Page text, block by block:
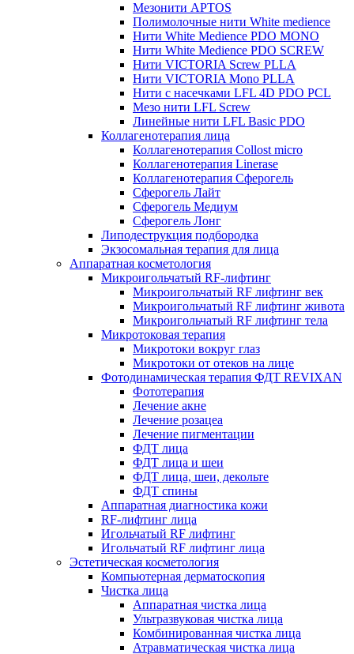
Мезонити APTOS
Полимолочные нити White medience
Нити White Medience PDO MONO
Нити White Medience PDO SCREW
Нити VICTORIA Screw PLLA
Нити VICTORIA Mono PLLA
Нити с насечками LFL 4D PDO PCL
Мезо нити LFL Screw
Линейные нити LFL Basic PDO
Коллагенотерапия лица
Коллагенотерапия Collost micro
Коллагенотерапия Linerase
Коллагенотерапия Сферогель
Сферогель Лайт
Сферогель Медиум
Сферогель Лонг
Липодеструкция подбородка
Экзосомальная терапия для лица
Аппаратная косметология
Микроигольчатый RF-лифтинг
Микроигольчатый RF лифтинг век
Микроигольчатый RF лифтинг живота
Микроигольчатый RF лифтинг тела
Микротоковая терапия
Микротоки вокруг глаз
Микротоки от отеков на лице
Фотодинамическая терапия ФДТ REVIXAN
Фототерапия
Лечение акне
Лечение розацеа
Лечение пигментации
ФДТ лица
ФДТ лица и шеи
ФДТ лица, шеи, декольте
ФДТ спины
Аппаратная диагностика кожи
RF-лифтинг лица
Игольчатый RF лифтинг
Игольчатый RF лифтинг лица
Эстетическая косметология
Компьютерная дерматоскопия
Чистка лица
Аппаратная чистка лица
Ультразвуковая чистка лица
Комбинированная чистка лица
Атравматическая чистка лица